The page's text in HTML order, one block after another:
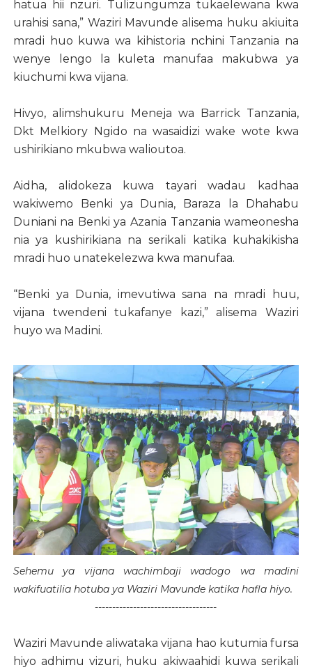
hatua hii nzuri. Tulizungumza tukaelewana kwa
urahisi sana,” Waziri Mavunde alisema huku akiuita
mradi huo kuwa wa kihistoria nchini Tanzania na
wenye lengo la kuleta manufaa makubwa ya
kiuchumi kwa vijana.
Hivyo, alimshukuru Meneja wa Barrick Tanzania,
Dkt Melkiory Ngido na wasaidizi wake wote kwa
ushirikiano mkubwa walioutoa.
Aidha, alidokeza kuwa tayari wadau kadhaa
wakiwemo Benki ya Dunia, Baraza la Dhahabu
Duniani na Benki ya Azania Tanzania wameonesha
nia ya kushirikiana na serikali katika kuhakikisha
mradi huo unatekelezwa kwa manufaa.
“Benki ya Dunia, imevutiwa sana na mradi huu,
vijana twendeni tukafanye kazi,” alisema Waziri
huyo wa Madini.
Sehemu ya vijana wachimbaji wadogo wa madini
wakifuatilia hotuba ya Waziri Mavunde katika hafla hiyo.
-----------------------------------
Waziri Mavunde aliwataka vijana hao kutumia fursa
hiyo adhimu vizuri, huku akiwaahidi kuwa serikali